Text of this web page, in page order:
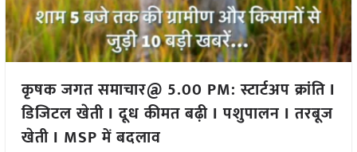
कृषक जगत समाचार@ 5.00 PM: स्टार्टअप क्रांति I
डिजिटल खेती I दूध कीमत बढ़ी I पशुपालन I तरबूज
खेती I MSP में बदलाव